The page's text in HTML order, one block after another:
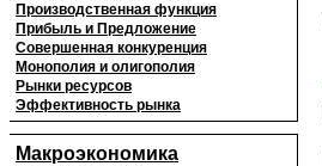
Производственная функция
Прибыль и Предложение
Совершенная конкуренция
Монополия и олигополия
Рынки ресурсов
Эффективность рынка
Макроэкономика